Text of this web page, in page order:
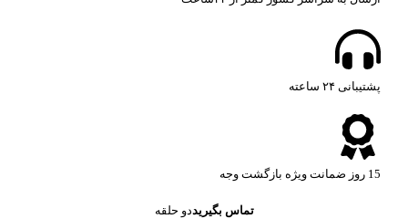
پشتیبانی ۲۴ ساعته​
15 روز ضمانت ویژه بازگشت وجه
تماس بگیریددو حلقه